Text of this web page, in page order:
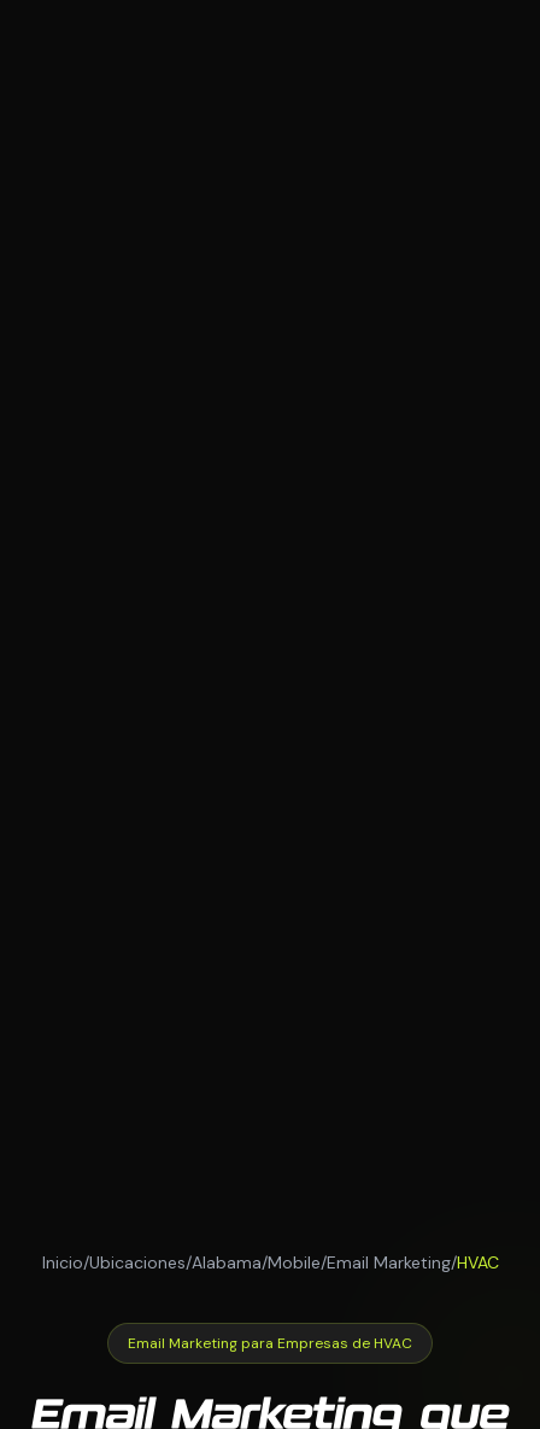
Inicio/Ubicaciones/Alabama/Mobile/Email Marketing/HVAC
Email Marketing para Empresas de HVAC
Email Marketing que